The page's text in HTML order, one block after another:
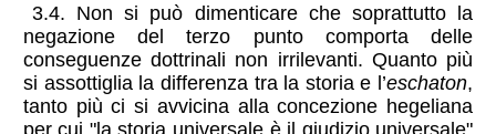
3.4. Non si può dimenticare che soprattutto la
negazione del terzo punto comporta delle
conseguenze dottrinali non irrilevanti. Quanto più
si assottiglia la differenza tra la storia e l’eschaton,
tanto più ci si avvicina alla concezione hegeliana
per cui "la storia universale è il giudizio universale"